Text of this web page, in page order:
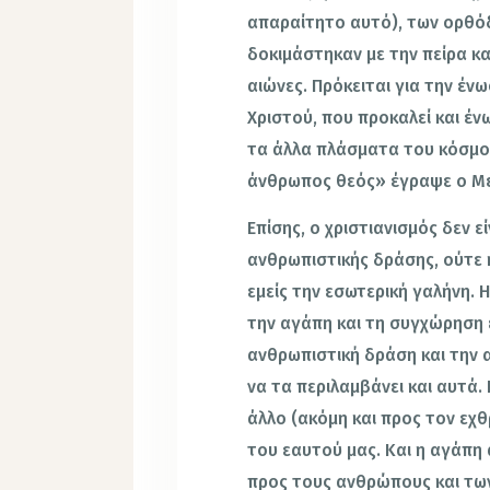
απαραίτητο αυτό), των
δοκιμάστηκαν με την πείρα
αιώνες. Πρόκειται για την
Χριστού, που προκαλεί και
τα άλλα πλάσματα του
άνθρωπος θεός» έγραψε ο
Επίσης, ο χριστιανισμός δεν
ανθρωπιστικής δράσης,
εμείς την εσωτερική γαλήνη.
την αγάπη και τη συγχώρηση
ανθρωπιστική δράση και
να τα περιλαμβάνει και
άλλο (ακόμη και προς τον
του εαυτού μας. Και η
προς τους ανθρώπους και